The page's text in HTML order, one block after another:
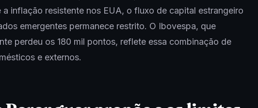
a inflação resistente nos EUA, o fluxo de capital estrangeiro
emergentes permanece restrito. O Ibovespa, que
perdeu os 180 mil pontos, reflete essa combinação de
e externos.